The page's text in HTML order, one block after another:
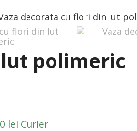
polimeric
lei Curier